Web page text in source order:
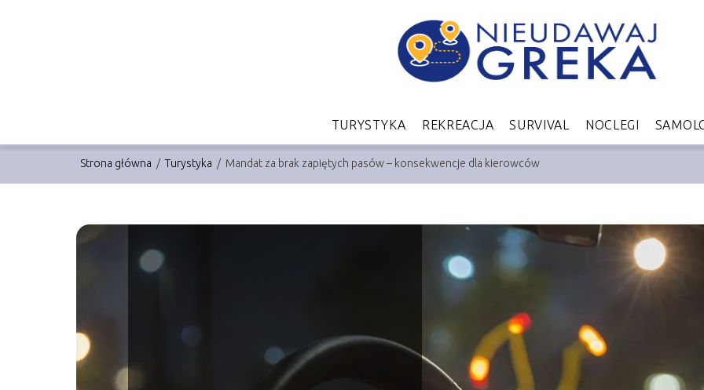
TURYSTYKA REKREACJA SURVIVAL NOCLEGI
Strona główna / Turystyka / Mandat za brak zapiętych pasów – konsekwencje dla kierowców